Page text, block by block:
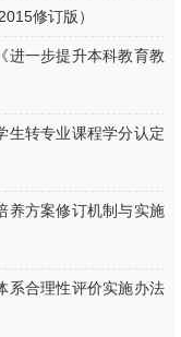
修订版）
进一步提升本科教育教
生转专业课程学分认定
养方案修订机制与实施
系合理性评价实施办法